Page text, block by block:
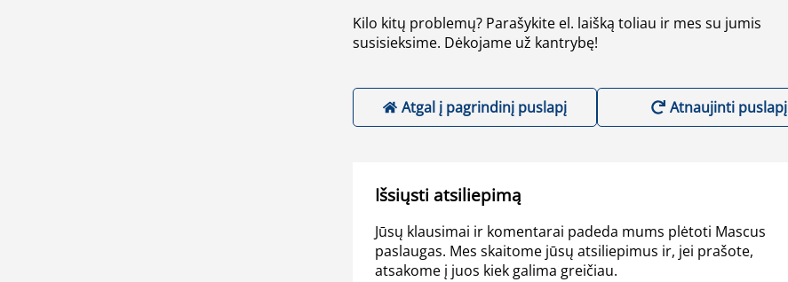
Kilo kitų problemų? Parašykite el. laišką toliau ir mes su jumis
susisieksime. Dėkojame už kantrybę!
Atgal į pagrindinį puslapį Atnaujinti puslapį
Išsiųsti atsiliepimą
Jūsų klausimai ir komentarai padeda mums plėtoti Mascus
paslaugas. Mes skaitome jūsų atsiliepimus ir, jei prašote,
atsakome į juos kiek galima greičiau.